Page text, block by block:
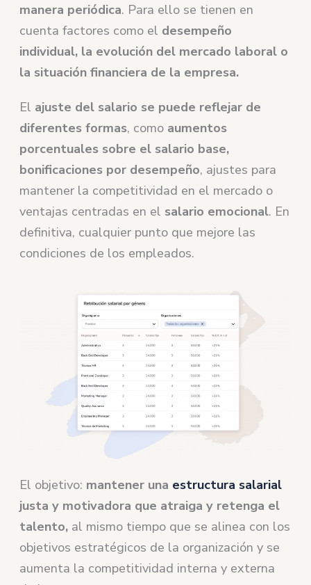
manera periódica. Para ello se tienen en
cuenta factores como el desempeño
individual, la evolución del mercado laboral o
la situación financiera de la empresa.
El ajuste del salario se puede reflejar de
diferentes formas, como aumentos
porcentuales sobre el salario base,
bonificaciones por desempeño, ajustes para
mantener la competitividad en el mercado o
ventajas centradas en el salario emocional. En
definitiva, cualquier punto que mejore las
condiciones de los empleados.
El objetivo: mantener una estructura salarial
justa y motivadora que atraiga y retenga el
talento, al mismo tiempo que se alinea con los
objetivos estratégicos de la organización y se
aumenta la competitividad interna y externa